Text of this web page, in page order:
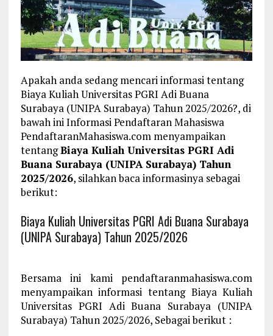
Apakah anda sedang mencari informasi tentang
Biaya Kuliah Universitas PGRI Adi Buana
Surabaya (UNIPA Surabaya) Tahun 2025/2026?, di
bawah ini Informasi Pendaftaran Mahasiswa
PendaftaranMahasiswa.com menyampaikan
tentangBiaya Kuliah Universitas PGRI Adi
Buana Surabaya (UNIPA Surabaya) Tahun
2025/2026, silahkan baca informasinya sebagai
berikut:
Biaya Kuliah Universitas PGRI Adi Buana Surabaya
(UNIPA Surabaya) Tahun 2025/2026
Bersama ini kami pendaftaranmahasiswa.com
menyampaikan informasi tentang Biaya Kuliah
Universitas PGRI Adi Buana Surabaya (UNIPA
Surabaya) Tahun 2025/2026, Sebagai berikut :